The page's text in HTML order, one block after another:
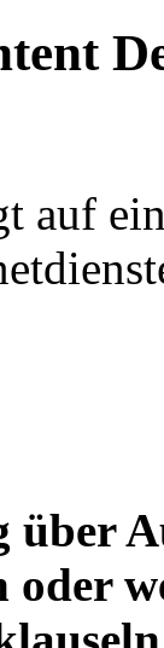
auf
über
oder